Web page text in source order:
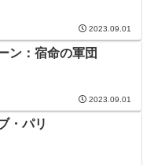
2023.09.01
ン：宿命の軍団
2023.09.01
・パリ